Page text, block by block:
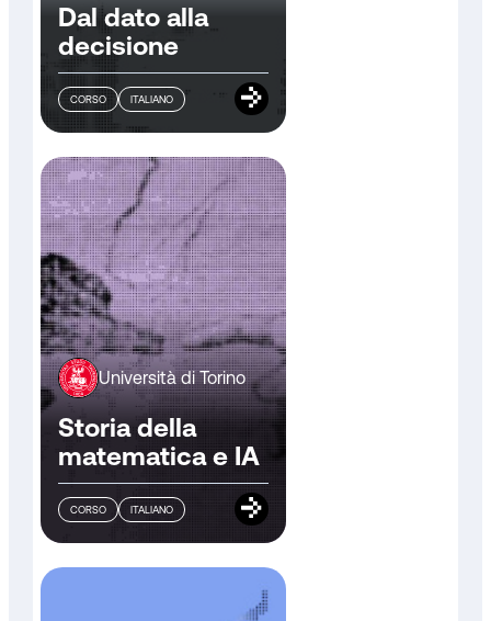
Dal dato alla
decisione
CORSO ITALIANO
Università di Torino
Storia della
matematica e IA
CORSO ITALIANO